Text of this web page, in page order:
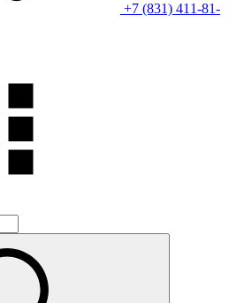
+7 (831) 411-81-